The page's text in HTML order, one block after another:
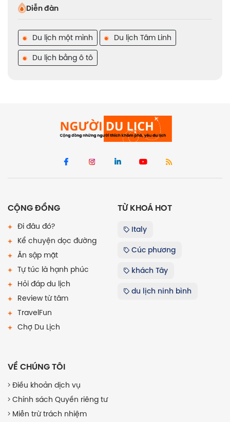
Diễn đàn
Du lịch một mình
Du lịch Tâm Linh
Du lịch bằng ô tô
CỘNG ĐỒNG
Đi đâu đó?
Kể chuyện dọc đường
Ăn sập mặt
Tự túc là hạnh phúc
Hỏi đáp du lịch
Review từ tâm
TravelFun
Chợ Du Lịch
TỪ KHOÁ HOT
Italy
Cúc phương
khách Tây
du lịch ninh bình
VỀ CHÚNG TÔI
Điều khoản dịch vụ
Chính sách Quyền riêng tư
Miễn trừ trách nhiệm